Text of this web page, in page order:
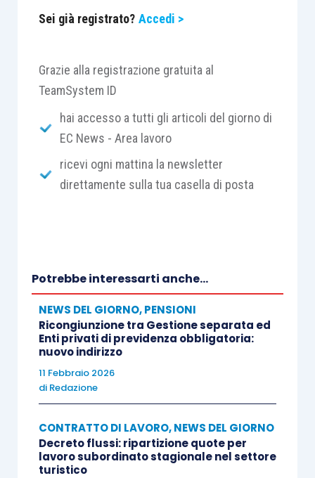
Sei già registrato? Accedi >
Grazie alla registrazione gratuita al
TeamSystem ID
hai accesso a tutti gli articoli del giorno di
EC News - Area lavoro
ricevi ogni mattina la newsletter
direttamente sulla tua casella di posta
Potrebbe interessarti anche...
NEWS DEL GIORNO,PENSIONI
Ricongiunzione tra Gestione separata ed
Enti privati di previdenza obbligatoria:
nuovo indirizzo
11 Febbraio 2026
di Redazione
CONTRATTO DI LAVORO,NEWS DEL GIORNO
Decreto flussi: ripartizione quote per
lavoro subordinato stagionale nel settore
turistico